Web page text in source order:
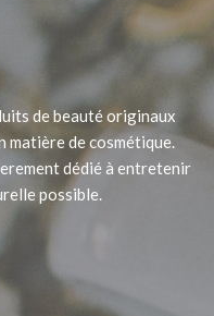
de beauté originaux
matière de cosmétique.
dédié à entretenir
possible.